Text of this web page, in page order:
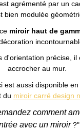
agrémenté par un
bien modulée
miroir haut de
d'orientation précise, il
accrocher au mur.
est aussi disponible
du miroir carré design
comment
avec un miroir?"